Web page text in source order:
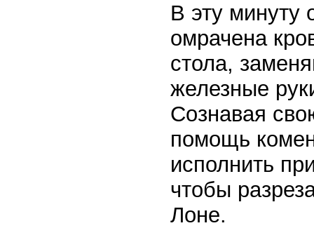
В эту минуту
омрачена
стола,
железные
Сознавая
помощь
исполнить
чтобы
Лоне.